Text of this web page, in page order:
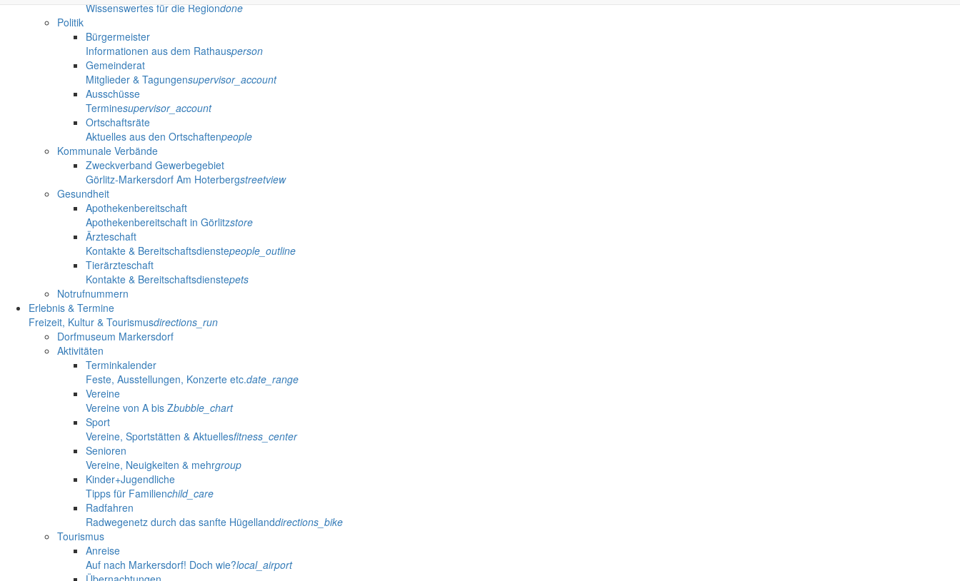
Wissenswertes für die Regiondone
Politik
Bürgermeister
Informationen aus dem Rathausperson
Gemeinderat
Mitglieder & Tagungensupervisor_account
Ausschüsse
Terminesupervisor_account
Ortschaftsräte
Aktuelles aus den Ortschaftenpeople
Kommunale Verbände
Zweckverband Gewerbegebiet
Görlitz-Markersdorf Am Hoterbergstreetview
Gesundheit
Apothekenbereitschaft
Apothekenbereitschaft in Görlitzstore
Ärzteschaft
Kontakte & Bereitschaftsdienstepeople_outline
Tierärzteschaft
Kontakte & Bereitschaftsdienstepets
Notrufnummern
Erlebnis & Termine
Freizeit, Kultur & Tourismusdirections_run
Dorfmuseum Markersdorf
Aktivitäten
Terminkalender
Feste, Ausstellungen, Konzerte etc.date_range
Vereine
Vereine von A bis Zbubble_chart
Sport
Vereine, Sportstätten & Aktuellesfitness_center
Senioren
Vereine, Neuigkeiten & mehrgroup
Kinder+Jugendliche
Tipps für Familienchild_care
Radfahren
Radwegenetz durch das sanfte Hügellanddirections_bike
Tourismus
Anreise
Auf nach Markersdorf! Doch wie?local_airport